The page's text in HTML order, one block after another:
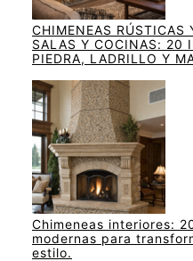
CHIMENEAS RÚSTICAS
SALAS Y COCINAS: 20
PIEDRA, LADRILLO Y
Chimeneas interiores:
modernas para
estilo.